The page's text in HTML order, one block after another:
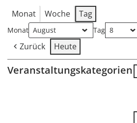
Monat Woche Tag
Monat Tag
Zurück Heute
Veranstaltungskategorien